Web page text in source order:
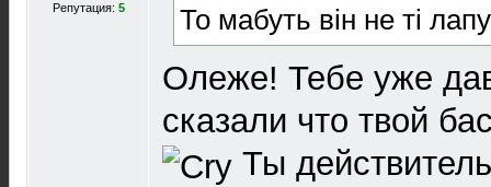
Репутация: 5
То мабуть він не ті
Олеже! Тебе уже
сказали что твой
Ты